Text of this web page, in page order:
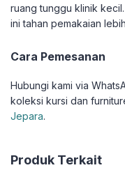
ruang tunggu klinik
ini tahan pemakaian
Cara Pemesanan
Hubungi kami via
koleksi kursi dan
Jepara.
Produk Terkait